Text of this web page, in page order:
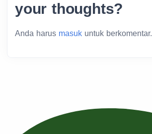
your thoughts?
Anda harus masuk untuk berkomentar.